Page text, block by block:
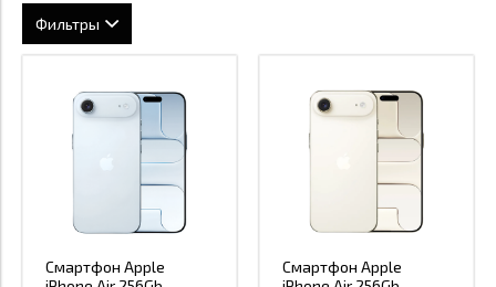
Фильтры
iPhone Air
Закрыть
Объём памяти
1 ТБ
Применить Закрыть
73 990
Смартфон Apple
Смартфон Apple